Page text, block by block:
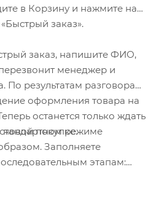
пальца до 6,4-6,8 см. Обхват
в Корзину и нажмите на
заказ».
заказ, напишите ФИО,
менеджер и
По результатам разговора
оформления товара на
останется только ждать
новой покупке.режиме
Заполняете
этапам: